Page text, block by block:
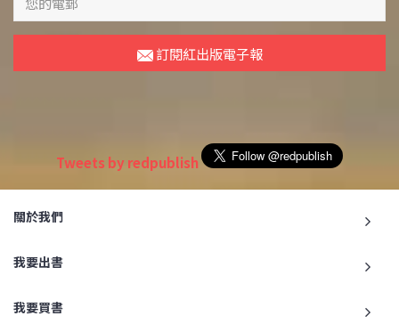
訂閱紅出版電子報
Tweets by redpublish
關於我們
我要出書
我要買書